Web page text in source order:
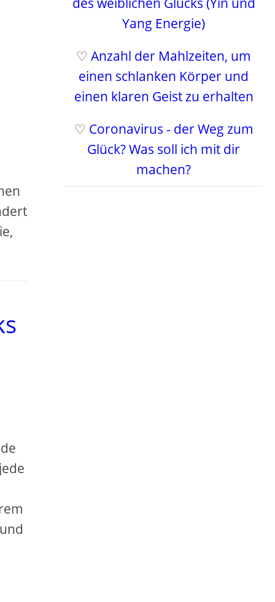
Yang Energie)
♡Anzahl der Mahlzeiten, um
einen schlanken Körper und
einen klaren Geist zu erhalten
♡ Coronavirus - der Weg zum
Glück? Was soll ich mit dir
machen?